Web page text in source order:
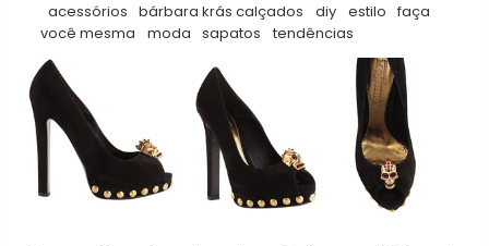
acessórios bárbara krás calçados diy estilo
faça
você mesma
moda sapatos tendências